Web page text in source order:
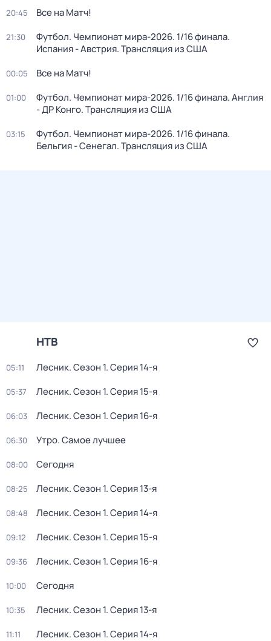
20:45 Все на Матч!
21:30
Футбол. Чемпионат мира-2026. 1/16 финала.
Испания - Австрия. Трансляция из США
00:05 Все на Матч!
01:00
Футбол. Чемпионат мира-2026. 1/16 финала. Англия
- ДР Конго. Трансляция из США
03:15
Футбол. Чемпионат мира-2026. 1/16 финала.
Бельгия - Сенегал. Трансляция из США
НТВ
05:11 Лесник. Сезон 1. Серия 14-я
05:37 Лесник. Сезон 1. Серия 15-я
06:03 Лесник. Сезон 1. Серия 16-я
06:30 Утро. Самое лучшее
08:00 Сегодня
08:25 Лесник. Сезон 1. Серия 13-я
08:48 Лесник. Сезон 1. Серия 14-я
09:12 Лесник. Сезон 1. Серия 15-я
09:36 Лесник. Сезон 1. Серия 16-я
10:00 Сегодня
10:35 Лесник. Сезон 1. Серия 13-я
11:11 Лесник. Сезон 1. Серия 14-я